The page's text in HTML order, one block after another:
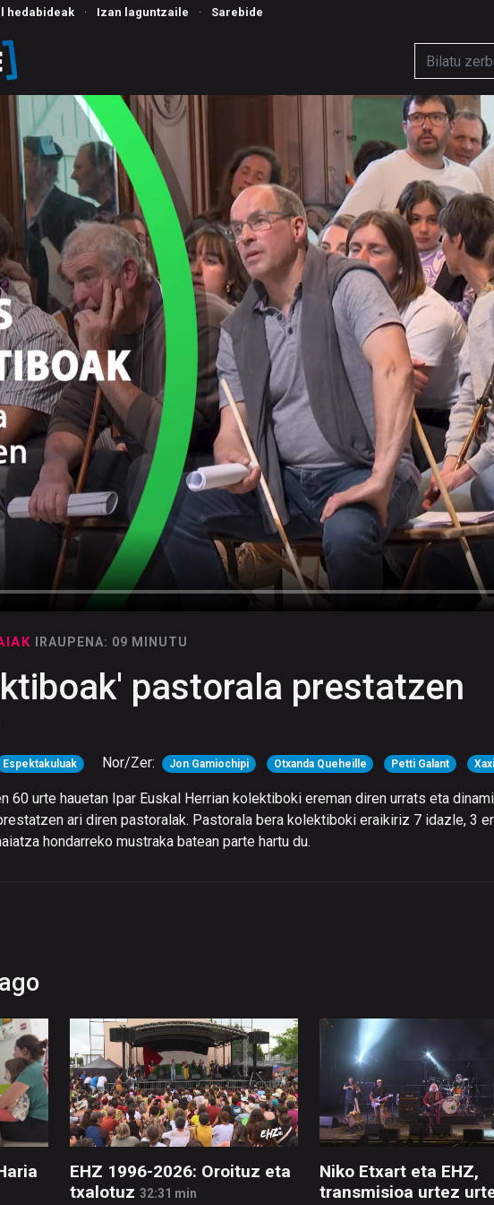
hedabideak · Izan laguntzaile · Sarebide
IRAUPENA: 09 MINUTU
pastorala prestatzen
Espektakuluak Nor/Zer: Jon Gamiochipi Otxanda Queheille Petti Galant
60 urte hauetan Ipar Euskal Herrian kolektiboki ereman diren urrats eta
ari diren pastoralak. Pastorala bera kolektiboki eraikiriz 7 idazle, 3
hondarreko mustraka batean parte hartu du.
EHZ 1996-2026: Oroituz eta
txalotuz 32:31 min
Niko Etxart eta EHZ,
transmisioa urtez